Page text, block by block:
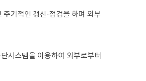
기적인 갱신·점검을 하며 외부
시스템을 이용하여 외부로부터